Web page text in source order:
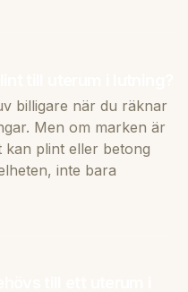
billigare när du räknar
Men om marken är
plint eller betong
inte bara